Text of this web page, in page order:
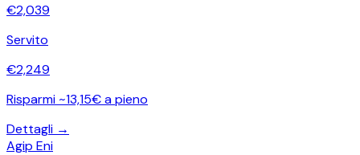
€2,039
Servito
€2,249
Risparmi ~13,15€ a pieno
Dettagli →
Agip Eni